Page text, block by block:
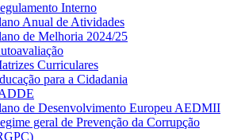
Interno
Anual de Atividades
de Melhoria 2024/25
Curriculares
para a Cidadania
de Desenvolvimento Europeu AEDMII
geral de Prevenção da Corrupção